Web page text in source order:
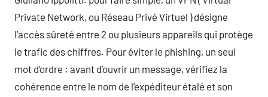
Private Network, ou Réseau Privé Virtuel ) désigne
l’accès sûreté entre 2 ou plusieurs appareils qui protège
le trafic des chiffres. Pour éviter le phishing, un seul
mot d’ordre : avant d’ouvrir un message, vérifiez la
cohérence entre le nom de l’expéditeur étalé et son